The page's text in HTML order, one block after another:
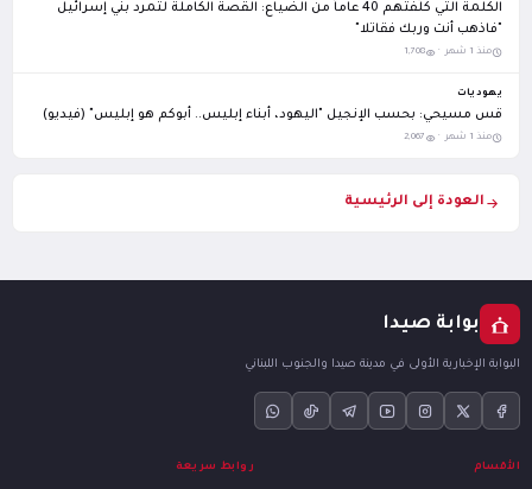
الكلمة التي كلّفتهم 40 عاماً من الضياع: القصة الكاملة لتمرد بني إسرائيل
"فاذهب أنت وربك فقاتلا"
منذ 1 شهر · 1,708
يهوديات
قس مسيحي: بحسب الإنجيل "اليهود، أبناء إبليس.. أبوكم هو إبليس" (فيديو)
منذ 1 شهر · 2,067
العودة إلى الرئيسية
بوابة صيدا
البوابة الإخبارية الأولى في مدينة صيدا والجنوب اللبناني
الأقسام روابط سريعة